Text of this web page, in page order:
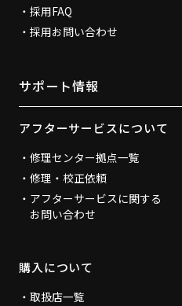
採用FAQ
採用お問い合わせ
サポート情報
アフターサービスについて
修理センター拠点一覧
修理・校正依頼
アフターサービスに関する
お問い合わせ
購入について
取扱店一覧